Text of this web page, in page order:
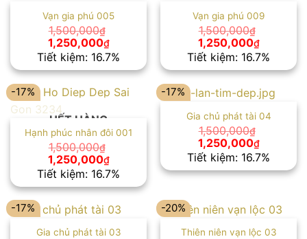
Vạn gia phú 005
1,500,000₫
Giá
gốc
là:
1,500,000₫.
1,250,000₫Giá
hiện
tại
là:
1,250,000₫.
Tiết kiệm: 16.7%
Vạn gia phú 009
1,500,000₫
Giá
gốc
là:
1,500,000₫.
1,250,000₫Giá
hiện
tại
là:
Tiết kiệm: 16.7%
-17%
HẾT HÀNG
Hạnh phúc nhân đôi 001
1,500,000₫
Giá
gốc
là:
1,500,000₫.
1,250,000₫Giá
hiện
tại
là:
1,250,000₫.
Tiết kiệm: 16.7%
-17%
Gia chủ phát tài 04
1,500,000₫
Giá
gốc
là:
1,500,000₫.
1,250,000₫Giá
hiện
tại
là:
Tiết kiệm: 16.7%
-17%
Gia chủ phát tài 03
-20%
Thiên niên vạn lộc 03